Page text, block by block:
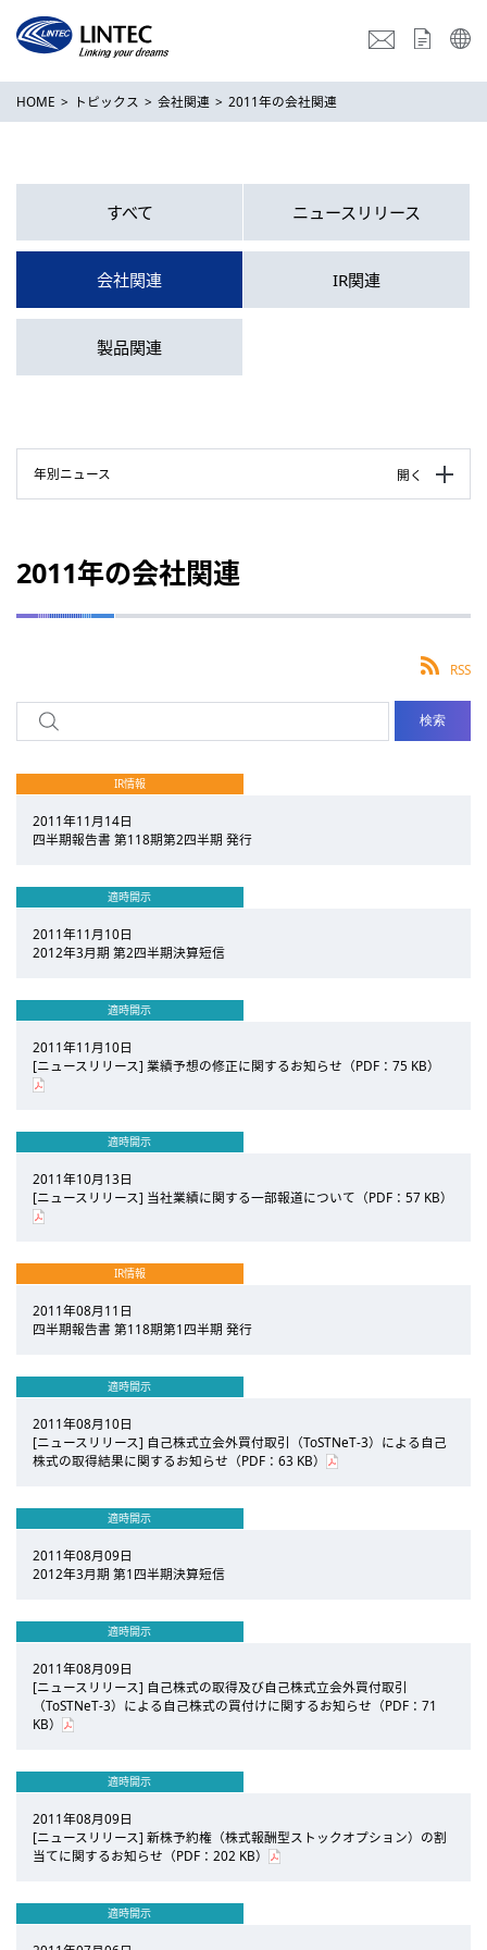
HOME トピックス 会社関連 2011年の会社関連
すべて ニュースリリース
会社関連 IR関連
製品関連
年別ニュース
2011年の会社関連
RSS
IR情報
2011年11月14日
四半期報告書 第118期第2四半期 発行
適時開示
2011年11月10日
2012年3月期 第2四半期決算短信
適時開示
2011年11月10日
[ニュースリリース] 業績予想の修正に関するお知らせ（PDF：75 KB）
適時開示
2011年10月13日
[ニュースリリース] 当社業績に関する一部報道について（PDF：57 KB）
IR情報
2011年08月11日
四半期報告書 第118期第1四半期 発行
適時開示
2011年08月10日
[ニュースリリース] 自己株式立会外買付取引（ToSTNeT-3）による自己
株式の取得結果に関するお知らせ（PDF：63 KB）
適時開示
2011年08月09日
2012年3月期 第1四半期決算短信
適時開示
2011年08月09日
[ニュースリリース] 自己株式の取得及び自己株式立会外買付取引
（ToSTNeT-3）による自己株式の買付けに関するお知らせ（PDF：71
KB）
適時開示
2011年08月09日
[ニュースリリース] 新株予約権（株式報酬型ストックオプション）の割
当てに関するお知らせ（PDF：202 KB）
適時開示